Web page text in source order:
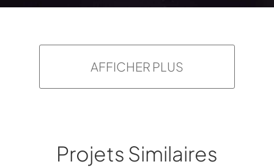
AFFICHER PLUS
Projets Similaires